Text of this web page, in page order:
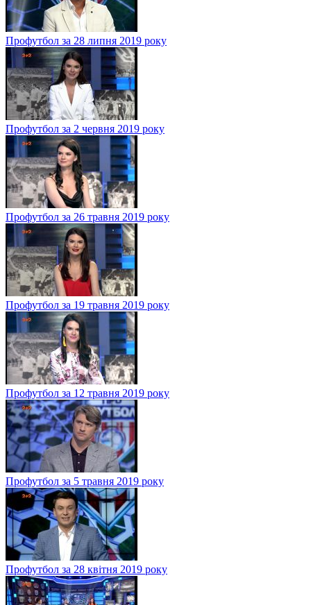
Профутбол за 28 липня 2019 року
Профутбол за 2 червня 2019 року
Профутбол за 26 травня 2019 року
Профутбол за 19 травня 2019 року
Профутбол за 12 травня 2019 року
Профутбол за 5 травня 2019 року
Профутбол за 28 квітня 2019 року